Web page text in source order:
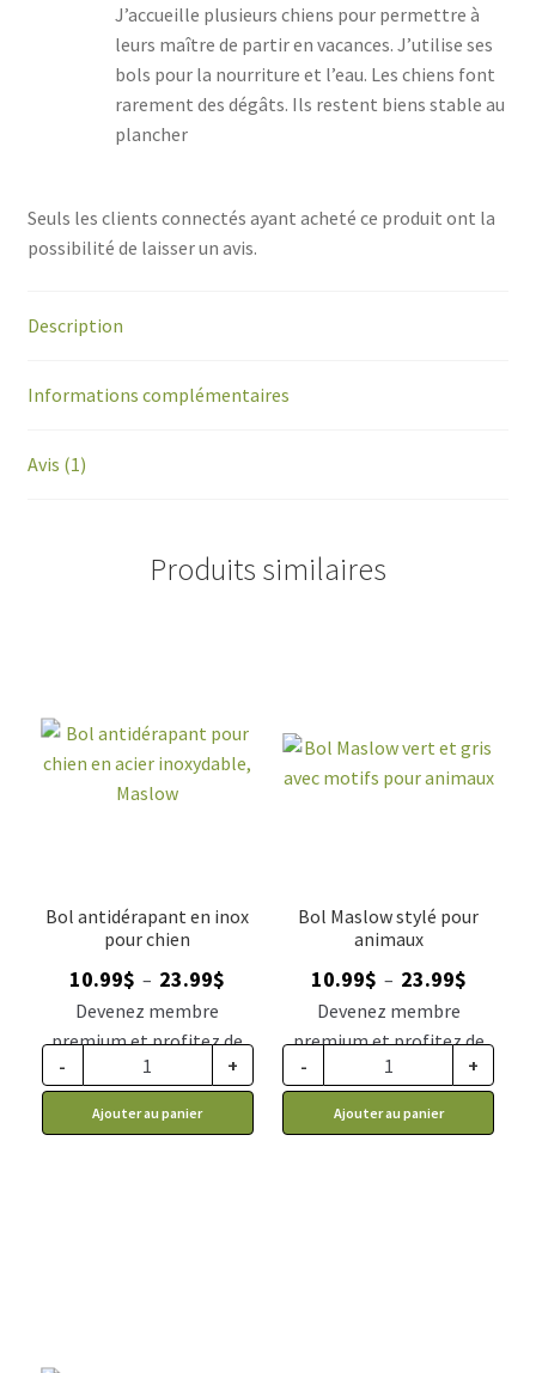
J’accueille plusieurs chiens pour permettre à
leurs maître de partir en vacances. J’utilise ses
bols pour la nourriture et l’eau. Les chiens font
rarement des dégâts. Ils restent biens stable au
plancher
Seuls les clients connectés ayant acheté ce produit ont la
possibilité de laisser un avis.
Description
Informations complémentaires
Avis (1)
Produits similaires
Bol antidérapant en inox
pour chien
10.99$ – 23.99$
prix :
10.99$
à
23.99$
Devenez membre
premium et profitez de
ce prix rabais : 9.07$ CA
- +
Ajouter au panier
Bol Maslow stylé pour
animaux
10.99$ – 23.99$Plage
prix :
10.99$
à
23.99$
Devenez membre
premium et profitez de
ce prix rabais : 9.07$ CA
- +
Ajouter au panier